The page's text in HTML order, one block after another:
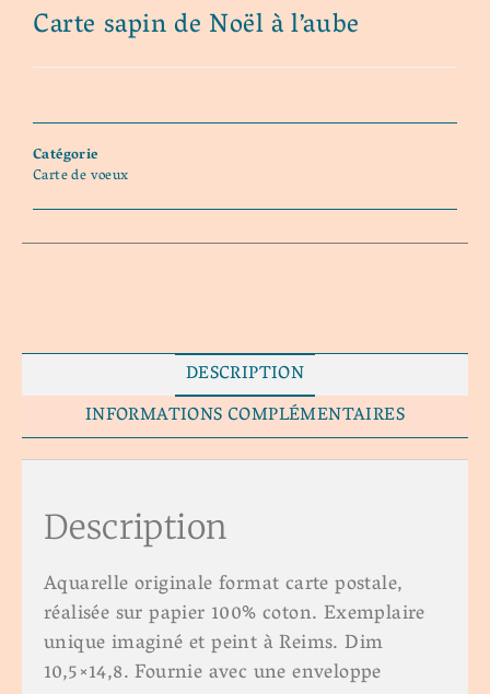
Carte sapin de Noël à l’aube
Catégorie
Carte de voeux
DESCRIPTION
INFORMATIONS COMPLÉMENTAIRES
Description
Aquarelle originale format carte postale,
réalisée sur papier 100% coton. Exemplaire
unique imaginé et peint à Reims. Dim
10,5×14,8. Fournie avec une enveloppe